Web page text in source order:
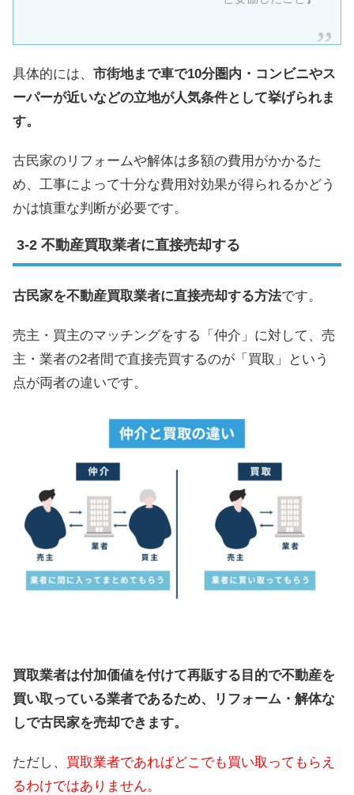
具体的には、 市街地まで車で10分圏内・コンビニやス
ーパーが近いなどの立地が人気条件として挙げられま
す。
古民家のリフォームや解体は多額の費用がかかるた
め、工事によって十分な費用対効果が得られるかどう
かは慎重な判断が必要です。
不動産買取業者に直接売却する
古民家を不動産買取業者に直接売却する方法です。
売主・買主のマッチングをする「仲介」に対して、売
主・業者の2者間で直接売買するのが「買取」という
点が両者の違いです。
買取業者は付加価値を付けて再販する目的で不動産を
買い取っている業者であるため、リフォーム・解体な
しで古民家を売却できます。
ただし、 買取業者であればどこでも買い取ってもらえ
るわけではありません。